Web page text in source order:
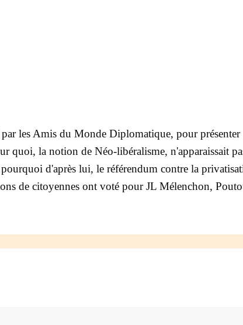
les Amis du Monde Diplomatique, pour
quoi, la notion de Néo-libéralisme, n'apparaissait
d'après lui, le référendum contre la
de citoyennes ont voté pour JL Mélenchon,